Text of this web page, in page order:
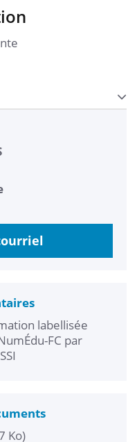
labellisée
FC par
Ko)